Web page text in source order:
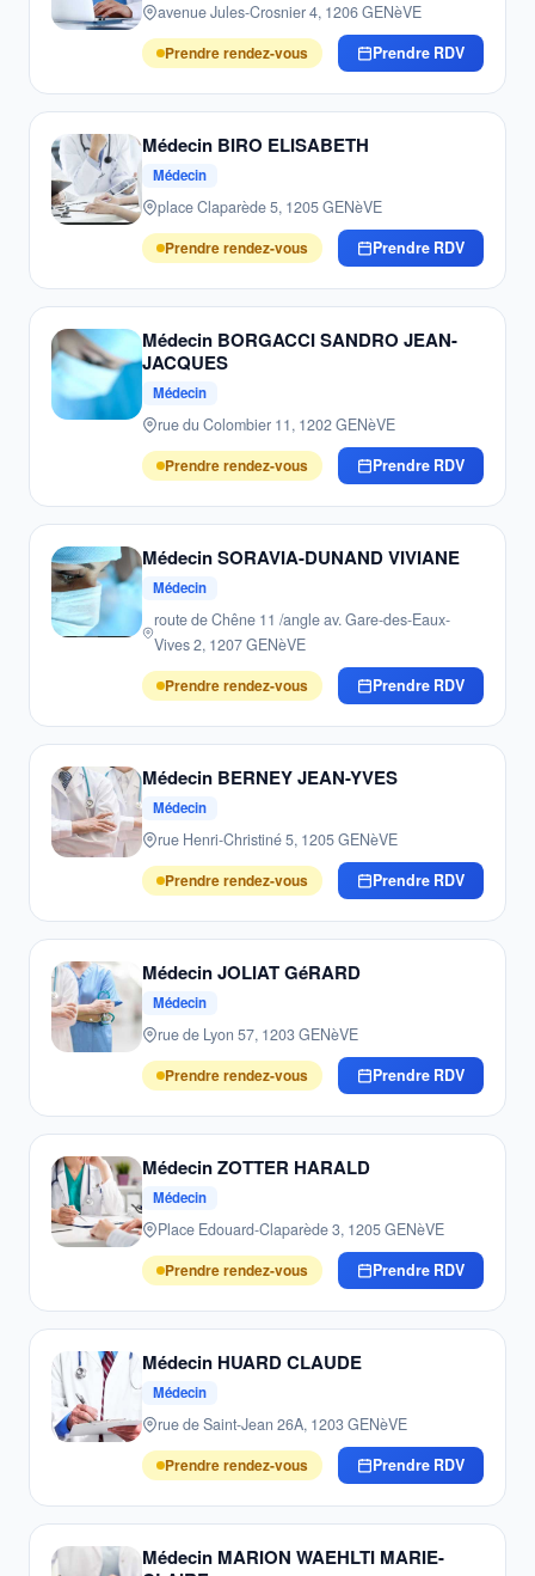
avenue Jules-Crosnier 4, 1206 GENèVE
Prendre rendez-vous
Prendre RDV
Médecin BIRO ELISABETH
Médecin
place Claparède 5, 1205 GENèVE
Prendre rendez-vous
Prendre RDV
Médecin BORGACCI SANDRO JEAN-
JACQUES
Médecin
rue du Colombier 11, 1202 GENèVE
Prendre rendez-vous
Prendre RDV
Médecin SORAVIA-DUNAND VIVIANE
Médecin
route de Chêne 11 /angle av. Gare-des-Eaux-
Vives 2, 1207 GENèVE
Prendre rendez-vous
Prendre RDV
Médecin BERNEY JEAN-YVES
Médecin
rue Henri-Christiné 5, 1205 GENèVE
Prendre rendez-vous
Prendre RDV
Médecin JOLIAT GéRARD
Médecin
rue de Lyon 57, 1203 GENèVE
Prendre rendez-vous
Prendre RDV
Médecin ZOTTER HARALD
Médecin
Place Edouard-Claparède 3, 1205 GENèVE
Prendre rendez-vous
Prendre RDV
Médecin HUARD CLAUDE
Médecin
rue de Saint-Jean 26A, 1203 GENèVE
Prendre rendez-vous
Prendre RDV
Médecin MARION WAEHLTI MARIE-